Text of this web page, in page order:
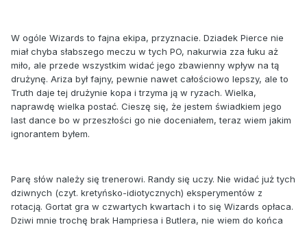
W ogóle Wizards to fajna ekipa, przyznacie. Dziadek Pierce nie
miał chyba słabszego meczu w tych PO, nakurwia zza łuku aż
miło, ale przede wszystkim widać jego zbawienny wpływ na tą
drużynę. Ariza był fajny, pewnie nawet całościowo lepszy, ale to
Truth daje tej drużynie kopa i trzyma ją w ryzach. Wielka,
naprawdę wielka postać. Cieszę się, że jestem świadkiem jego
last dance bo w przeszłości go nie doceniałem, teraz wiem jakim
ignorantem byłem.
Parę słów należy się trenerowi. Randy się uczy. Nie widać już tych
dziwnych (czyt. kretyńsko-idiotycznych) eksperymentów z
rotacją. Gortat gra w czwartych kwartach i to się Wizards opłaca.
Dziwi mnie trochę brak Hampriesa i Butlera, nie wiem do końca